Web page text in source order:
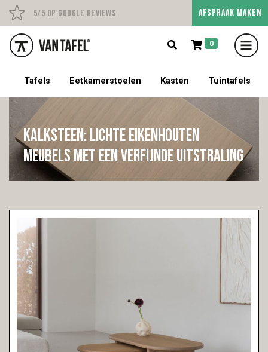
5/5 op Google Reviews Persoonlijk advies op
AFSPRAAK MAKEN
0
5% korting op een tafel met stoelen!
Tafels Eetkamerstoelen Kasten Tuintafels
Kalksteen: lichte eikenhouten
meubels met een verfijnde uitstraling